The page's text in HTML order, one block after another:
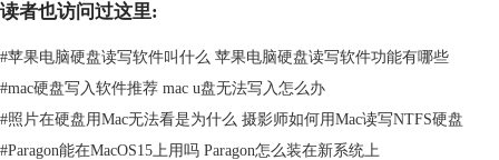
行“CONVERT F: /FS:NTFS”，则转换成功。
由于当前系统中还保留着旧的磁盘信息原因，分区格式虽已从NTFS转为
FAT32了，但在打开的磁盘属性窗口中，显示的还是NTFS，但只要重启
一下，显示类型就更改过来了。虽然显示的是NTFS，但其中的选项已少
了NTFS格式所特有的“安全”和“配额”两项，说明已是FAT32分区格式了。
读者也访问过这里:
#苹果电脑硬盘读写软件叫什么 苹果电脑硬盘读写软件功能有哪些
#mac硬盘写入软件推荐 mac u盘无法写入怎么办
#照片在硬盘用Mac无法看是为什么 摄影师如何用Mac读写NTFS硬盘
#Paragon能在MacOS15上用吗 Paragon怎么装在新系统上